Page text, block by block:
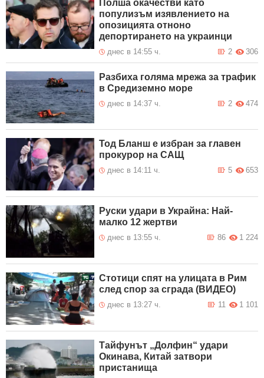
Полша окачестви като
популизъм изявлението на
опозицията отноно
депортирането на украинци
днес в 14:55 ч. 306
2
Разбиха голяма мрежа за трафик
в Средиземно море
днес в 14:37 ч. 474
2
Тод Бланш е избран за главен
прокурор на САЩ
днес в 14:11 ч. 653
5
Руски удари в Украйна: Най-
малко 12 жертви
днес в 13:55 ч. 1 224
86
Стотици спят на улицата в Рим
след спор за сграда (ВИДЕО)
днес в 13:27 ч. 1 101
11
Тайфунът „Долфин“ удари
Окинава, Китай затвори
пристанища